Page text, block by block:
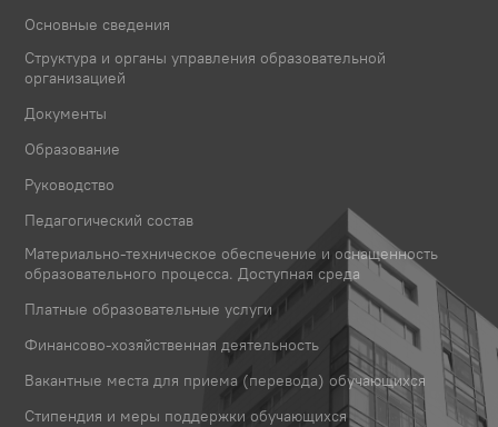
Основные сведения
Структура и органы управления образовательной
организацией
Документы
Образование
Руководство
Педагогический состав
Материально-техническое обеспечение и оснащенность
образовательного процесса. Доступная среда
Платные образовательные услуги
Финансово-хозяйственная деятельность
Вакантные места для приема (перевода) обучающихся
Стипендия и меры поддержки обучающихся